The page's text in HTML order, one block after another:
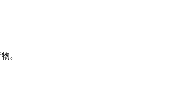
。